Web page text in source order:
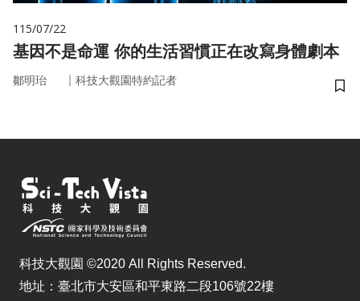
115/07/22
基因不是命運 你的生活習慣正在改寫身體劇本
鄒明珆 ｜ 科技大觀園特約記者
儲
科技大觀園 ©2020 All Rights Reserved.
地址：臺北市大安區和平東路二段106號22樓